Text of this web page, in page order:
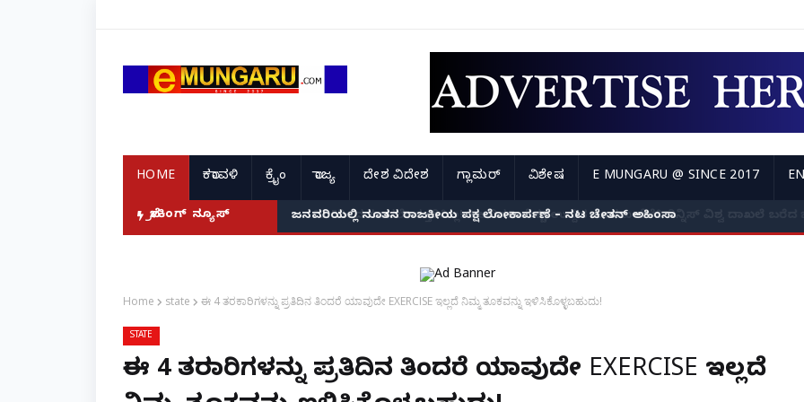
HOME ಕರಾವಳಿ ಕ್ರೈಂ ರಾಜ್ಯ ದೇಶ ವಿದೇಶ ಗ್ಲಾಮರ್ ವಿಶೇಷ E MUNGARU @ SINCE 2017
ಬ್ರೇಕಿಂಗ್ ನ್ಯೂಸ್ ಜನವರಿಯಲ್ಲಿ ನೂತನ ರಾಜಕೀಯ ಪಕ್ಷ ಲೋಕಾರ್ಪಣೆ – ನಟ ಚೇತನ್ ಅಹಿಂಸಾ
Home state ಈ 4 ತರಕಾರಿಗಳನ್ನು ಪ್ರತಿದಿನ ತಿಂದರೆ ಯಾವುದೇ EXERCISE ಇಲ್ಲದೆ ನಿಮ್ಮ ತೂಕವನ್ನು ಇಳಿಸಿಕೊಳ್ಳಬಹುದು!
STATE
ಈ 4 ತರಕಾರಿಗಳನ್ನು ಪ್ರತಿದಿನ ತಿಂದರೆ ಯಾವುದೇ EXERCISE ಇಲ್ಲದೆ